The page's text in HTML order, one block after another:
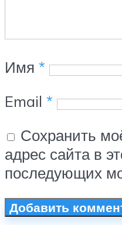
Имя *
Email *
Сохранить
адрес сайта в
последующих